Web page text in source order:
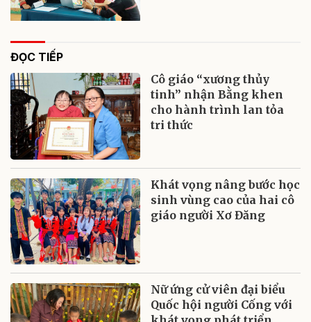
ĐỌC TIẾP
Cô giáo “xương thủy
tinh” nhận Bằng khen
cho hành trình lan tỏa
tri thức
Khát vọng nâng bước học
sinh vùng cao của hai cô
giáo người Xơ Đăng
Nữ ứng cử viên đại biểu
Quốc hội người Cống với